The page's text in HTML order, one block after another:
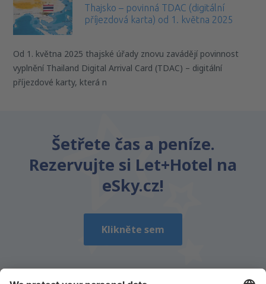
Thajsko – povinná TDAC (digitální
příjezdová karta) od 1. května 2025
Od 1. května 2025 thajské úřady znovu zavádějí povinnost
vyplnění Thailand Digital Arrival Card (TDAC) – digitální
příjezdové karty, která n
Šetřete čas a peníze.
Rezervujte si Let+Hotel na
eSky.cz!
Klikněte sem